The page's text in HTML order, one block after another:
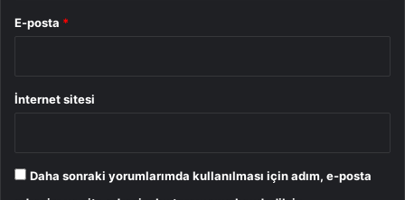
E-posta *
İnternet sitesi
Daha sonraki yorumlarımda kullanılması için adım, e-posta